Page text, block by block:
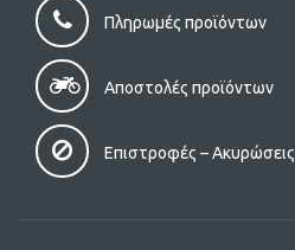
Πληρωμές προϊόντων
Αποστολές προϊόντων
Επιστροφές – Aκυρώσεις